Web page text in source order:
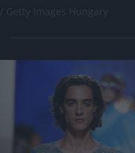
Jön még kép!